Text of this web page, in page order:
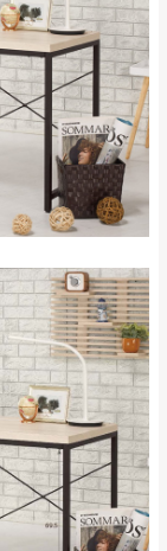
溪、貢寮、烏
、平溪、九份、
門、林口 下福
、新店山區、三
峽山區、石碇、坪
林、福隆、淡水山
區、北投湖山路、
深坑山區
基隆山區
蘭鎮、三灣、通
山區、西湖、泰
鄉、大湖鄉、頭
屋、獅潭鄉
如因特殊
梯太小、無
送，本公司
無提供吊掛
方式吊運，
並非一般
送達，司
你不用整
。
無法配送
票將於商品